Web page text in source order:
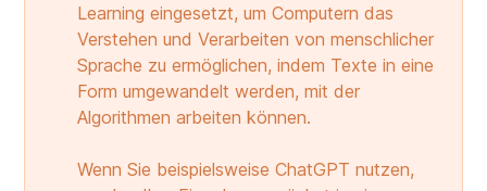
Learning eingesetzt, um Computern das
Verstehen und Verarbeiten von menschlicher
Sprache zu ermöglichen, indem Texte in eine
Form umgewandelt werden, mit der
Algorithmen arbeiten können.
Wenn Sie beispielsweise ChatGPT nutzen,